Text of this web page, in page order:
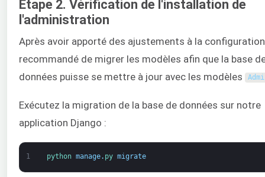
Étape 2. Vérification de l'installation de
l'administration
Après avoir apporté des ajustements à la
recommandé de migrer les modèles afin que la base
données puisse se mettre à jour avec les modèles
Exécutez la migration de la base de données sur notre
application Django :
1 python manage. py migrate